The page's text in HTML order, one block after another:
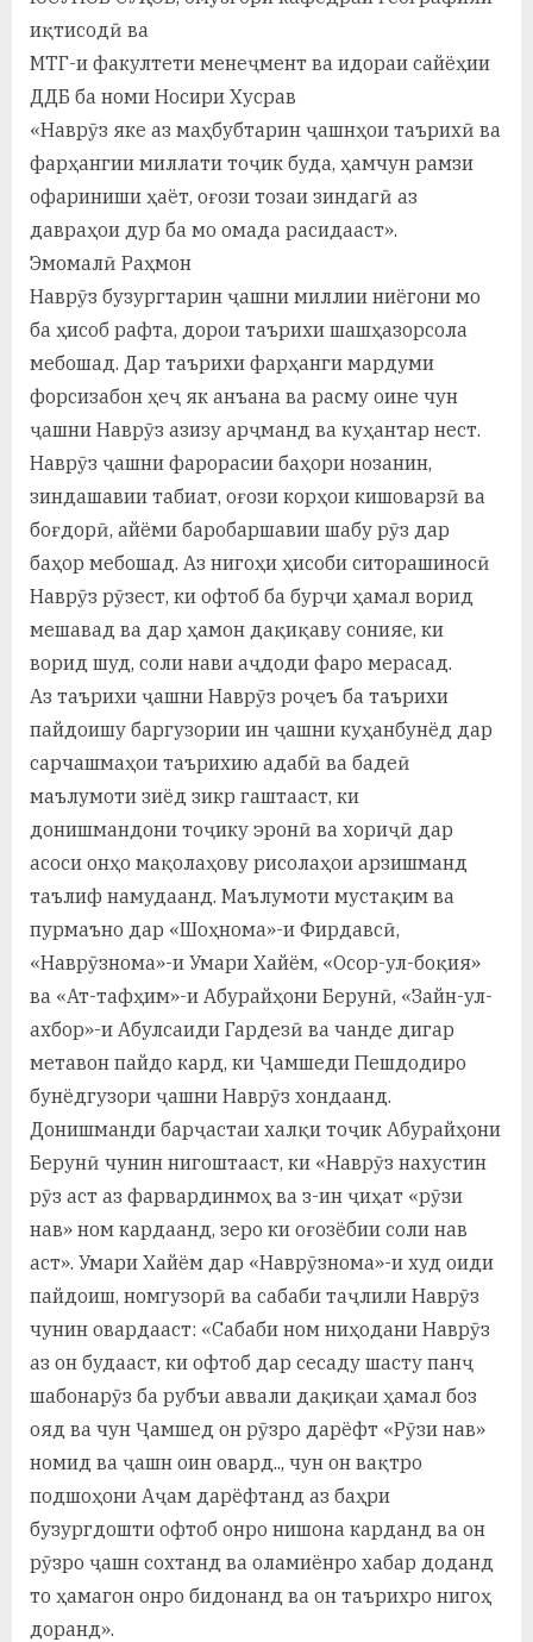
н
о
м
о
с
р
Х
у
с
р
а
в
иқтисодӣ ва
МТГ-и факултети менеҷмент ва идораи сайёҳии
ДДБ ба номи Носири Хусрав
«Наврӯз яке аз маҳбубтарин ҷашнҳои таърихӣ ва
фарҳангии миллати тоҷик буда, ҳамчун рамзи
офариниши ҳаёт, оғози тозаи зиндагӣ аз
давраҳои дур ба мо омада расидааст».
Эмомалӣ Раҳмон
Наврӯз бузургтарин ҷашни миллии ниёгони мо
ба ҳисоб рафта, дорои таърихи шашҳазорсола
мебошад. Дар таърихи фарҳанги мардуми
форсизабон ҳеҷ як анъана ва расму оине чун
ҷашни Наврӯз азизу арҷманд ва куҳантар нест.
Наврӯз ҷашни фарорасии баҳори нозанин,
зиндашавии табиат, оғози корҳои кишоварзӣ ва
боғдорӣ, айёми баробаршавии шабу рӯз дар
баҳор мебошад. Аз нигоҳи ҳисоби ситорашиносӣ
Наврӯз рӯзест, ки офтоб ба бурҷи ҳамал ворид
мешавад ва дар ҳамон дақиқаву сонияе, ки
ворид шуд, соли нави аҷдоди фаро мерасад.
Аз таърихи ҷашни Наврӯз роҷеъ ба таърихи
пайдоишу баргузории ин ҷашни куҳанбунёд дар
сарчашмаҳои таърихию адабӣ ва бадеӣ
маълумоти зиёд зикр гаштааст, ки
донишмандони тоҷику эронӣ ва хориҷӣ дар
асоси онҳо мақолаҳову рисолаҳои арзишманд
таълиф намудаанд. Маълумоти мустақим ва
пурмаъно дар «Шоҳнома»-и Фирдавсӣ,
«Наврӯзнома»-и Умари Хайём, «Осор-ул-боқия»
ва «Ат-тафҳим»-и Абурайҳони Берунӣ, «Зайн-ул-
ахбор»-и Абулсаиди Гардезӣ ва чанде дигар
метавон пайдо кард, ки Ҷамшеди Пешдодиро
бунёдгузори ҷашни Наврӯз хондаанд.
Донишманди барҷастаи халқи тоҷик Абурайҳони
Берунӣ чунин нигоштааст, ки «Наврӯз нахустин
рӯз аст аз фарвардинмоҳ ва з-ин ҷиҳат «рӯзи
нав» ном кардаанд, зеро ки оғозёбии соли нав
аст». Умари Хайём дар «Наврӯзнома»-и худ оиди
пайдоиш, номгузорӣ ва сабаби таҷлили Наврӯз
чунин овардааст: «Сабаби ном ниҳодани Наврӯз
аз он будааст, ки офтоб дар сесаду шасту панҷ
шабонарӯз ба рубъи аввали дақиқаи ҳамал боз
ояд ва чун Ҷамшед он рӯзро дарёфт «Рӯзи нав»
номид ва ҷашн оин овард.., чун он вақтро
подшоҳони Аҷам дарёфтанд аз баҳри
бузургдошти офтоб онро нишона карданд ва он
рӯзро ҷашн сохтанд ва оламиёнро хабар доданд
то ҳамагон онро бидонанд ва он таърихро нигоҳ
доранд».